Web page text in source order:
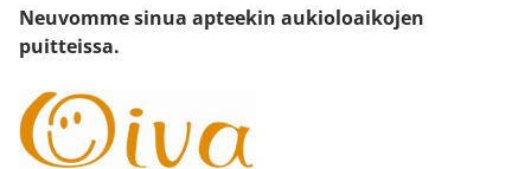
Neuvomme sinua apteekin aukioloaikojen
puitteissa.